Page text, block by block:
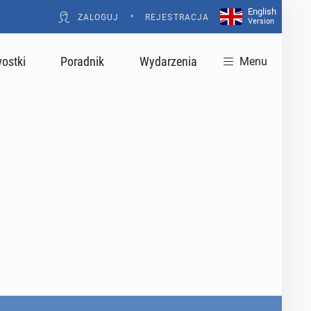
ZALOGUJ • REJESTRACJA
English
Version
Poradnik Wydarzenia Menu